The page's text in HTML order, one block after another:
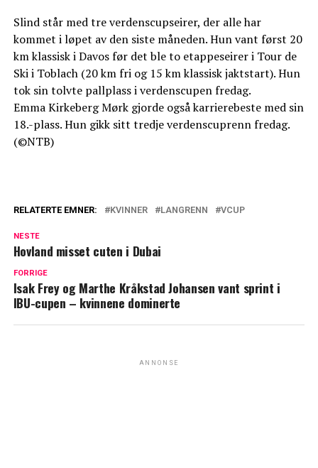
Slind står med tre verdenscupseirer, der alle har
kommet i løpet av den siste måneden. Hun vant først 20
km klassisk i Davos før det ble to etappeseirer i Tour de
Ski i Toblach (20 km fri og 15 km klassisk jaktstart). Hun
tok sin tolvte pallplass i verdenscupen fredag.
Emma Kirkeberg Mørk gjorde også karrierebeste med sin
18.-plass. Hun gikk sitt tredje verdenscuprenn fredag.
(©NTB)
RELATERTE EMNER: KVINNER LANGRENN VCUP
NESTE
Hovland misset cuten i Dubai
FORRIGE
Isak Frey og Marthe Kråkstad Johansen vant sprint i
IBU-cupen – kvinnene dominerte
ANNONSE